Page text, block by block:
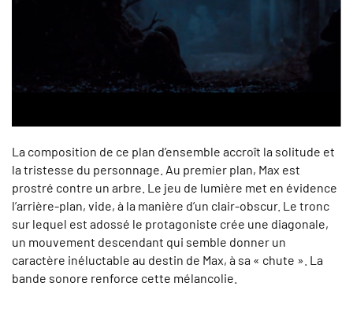
La composition de ce plan d’ensemble accroît la solitude et
la tristesse du personnage. Au premier plan, Max est
prostré contre un arbre. Le jeu de lumière met en évidence
l’arrière-plan, vide, à la manière d’un clair-obscur. Le tronc
sur lequel est adossé le protagoniste crée une diagonale,
un mouvement descendant qui semble donner un
caractère inéluctable au destin de Max, à sa « chute ». La
bande sonore renforce cette mélancolie.